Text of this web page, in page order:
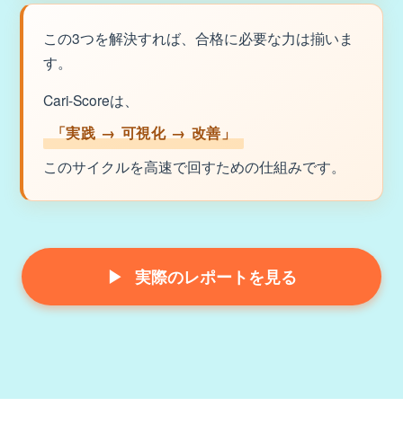
この3つを解決すれば、合格に必要な力は揃いま
す。
Cari-Scoreは、
「実践 → 可視化 → 改善」
このサイクルを高速で回すための仕組みです。
▶ 実際のレポートを見る